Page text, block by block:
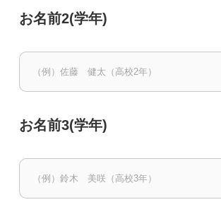
お名前2(学年)
お名前3(学年)